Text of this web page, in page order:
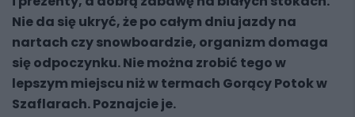
Nie da się ukryć, że po całym dniu jazdy na
nartach czy snowboardzie, organizm domaga
się odpoczynku. Nie można zrobić tego w
lepszym miejscu niż w termach Gorący Potok w
Szaflarach. Poznajcie je.